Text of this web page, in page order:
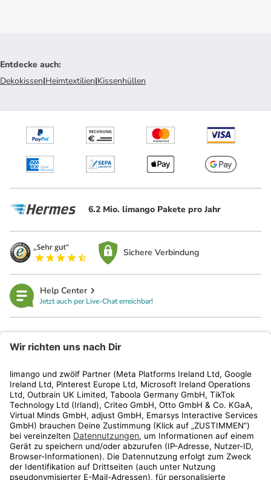
Entdecke auch:
Dekokissen|Heimtextilien|Kissenhüllen
6.2 Mio. limango Pakete pro Jahr
Sichere Verbindung
Help Center
Jetzt auch per Live-Chat erreichbar!
Kundenservice
Shop
Aktionen
Travel